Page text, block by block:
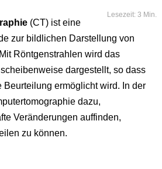
Lesezeit: 3 Min.
(CT) ist eine
zur bildlichen Darstellung von
Röntgenstrahlen wird das
dargestellt, so dass
ermöglicht wird. In der
dazu,
Veränderungen auffinden,
zu können.